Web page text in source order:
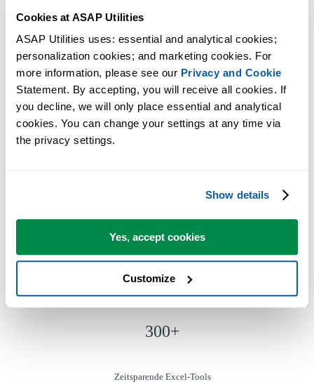
Cookies at ASAP Utilities
ASAP Utilities uses: essential and analytical cookies;
personalization cookies; and marketing cookies. For
more information, please see our Privacy and Cookie
Statement. By accepting, you will receive all cookies. If
you decline, we will only place essential and analytical
cookies. You can change your settings at any time via
the privacy settings.
Show details
Yes, accept cookies
Customize
Zeit sparen in Excel. Schnell und einfach.
Eine Reihe von Tools für das Ausfüllen von Zellen und Zufügen von
Daten.
Sie können sofort loslegen. Keine Schulung erforderlich.
Vertraut von Teams in über 28.500 Organisationen.
300+
Zeitsparende Excel-Tools